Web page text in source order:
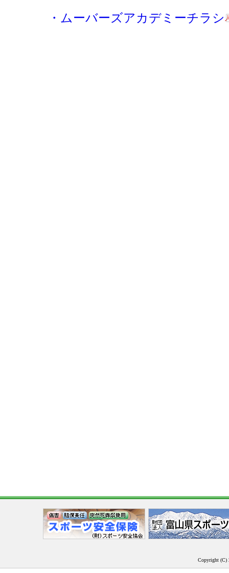
・ムーバーズアカデミーチラシ
Copyright (C)